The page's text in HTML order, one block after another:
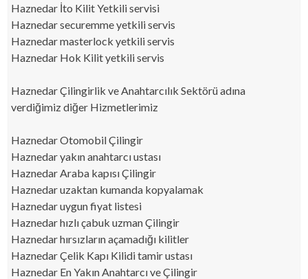
Haznedar İto Kilit Yetkili servisi
Haznedar securemme yetkili servis
Haznedar masterlock yetkili servis
Haznedar Hok Kilit yetkili servis
Haznedar Çilingirlik ve Anahtarcılık Sektörü adına
verdiğimiz diğer Hizmetlerimiz
Haznedar Otomobil Çilingir
Haznedar yakın anahtarcı ustası
Haznedar Araba kapısı Çilingir
Haznedar uzaktan kumanda kopyalamak
Haznedar uygun fiyat listesi
Haznedar hızlı çabuk uzman Çilingir
Haznedar hırsızların açamadığı kilitler
Haznedar Çelik Kapı Kilidi tamir ustası
Haznedar En Yakın Anahtarcı ve Çilingir